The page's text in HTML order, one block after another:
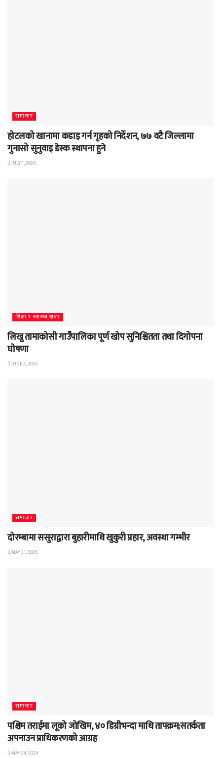
समाचार
होटलको खानामा कडाइ गर्न गृहको निर्देशन, ७७ वटै जिल्लामा
गुनासो सुनुवाइ डेस्क स्थापना हुने
JULY 1, 2026
शिक्षा र स्वास्थ्य खबर
लिखु तामाकोसी गाउँपालिका पूर्ण खोप सुनिश्चितता तथा दिगोपना
घोषणा
JUNE 2, 2026
समाचार
दोरम्बामा ससुराद्वारा बुहारीमाथि खुकुरी प्रहार, अवस्था गम्भीर
MAY 31, 2026
समाचार
पश्चिम तराईमा लूको जोखिम, ४० डिग्रीभन्दा माथि तापक्रम;सतर्कता
अपनाउन प्राधिकरणको आग्रह
MAY 24, 2026